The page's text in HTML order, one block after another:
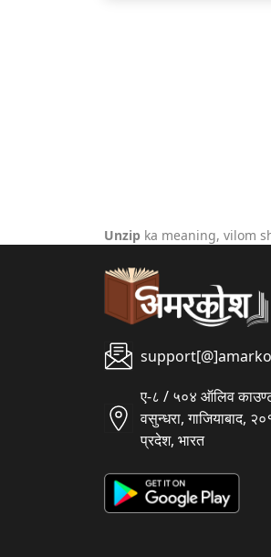
Unzip ka meaning, vilom
ए-८ / ५०४ ऑलिव
वसुन्धरा, गाजियाबाद,
प्रदेश, भारत